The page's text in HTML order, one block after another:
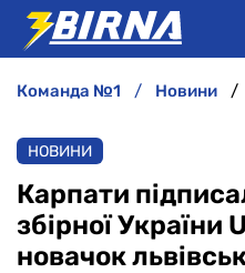
АНАЛІТИКА
ІНТЕРВ'Ю
команда №1 новини
НОВИНИ
Карпати
збірної України
новачок